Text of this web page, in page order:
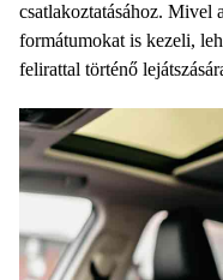
csatlakoztatásához. Mivel
formátumokat is kezeli,
felirattal történő